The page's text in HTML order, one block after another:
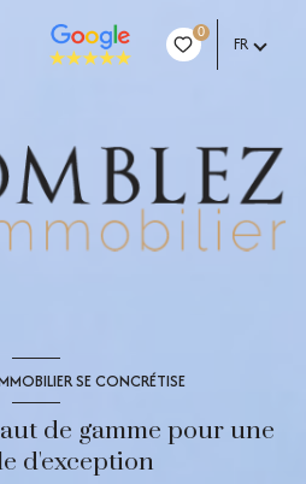
0
FR
SE CONCRÉTISE
de gamme pour une
d'exception